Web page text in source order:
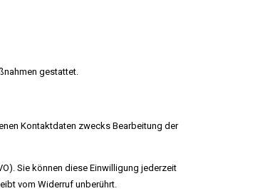
gestattet.
Kontaktdaten zwecks Bearbeitung der
Sie können diese Einwilligung jederzeit
vom Widerruf unberührt.